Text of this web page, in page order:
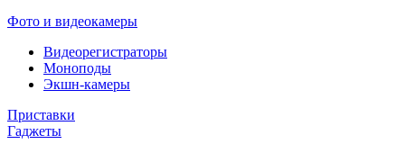
Фото и видеокамеры
Видеорегистраторы
Моноподы
Экшн-камеры
Приставки
Гаджеты